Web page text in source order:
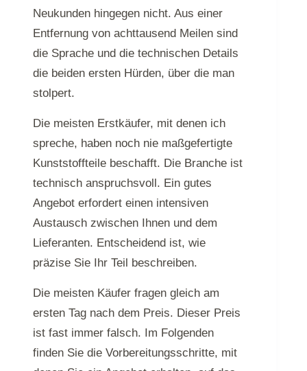
Neukunden hingegen nicht. Aus einer
Entfernung von achttausend Meilen sind
die Sprache und die technischen Details
die beiden ersten Hürden, über die man
stolpert.
Die meisten Erstkäufer, mit denen ich
spreche, haben noch nie maßgefertigte
Kunststoffteile beschafft. Die Branche ist
technisch anspruchsvoll. Ein gutes
Angebot erfordert einen intensiven
Austausch zwischen Ihnen und dem
Lieferanten. Entscheidend ist, wie
präzise Sie Ihr Teil beschreiben.
Die meisten Käufer fragen gleich am
ersten Tag nach dem Preis. Dieser Preis
ist fast immer falsch. Im Folgenden
finden Sie die Vorbereitungsschritte, mit